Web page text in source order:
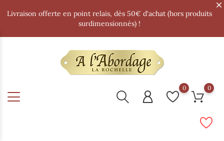
Livraison offerte en point relais, dès 50€ d'achat (hors produits
surdimensionnés) !
0 0